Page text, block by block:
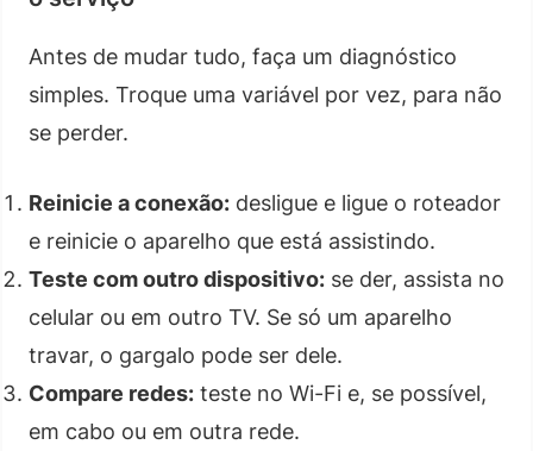
Antes de mudar tudo, faça um diagnóstico
simples. Troque uma variável por vez, para não
se perder.
Reinicie a conexão: desligue e ligue o roteador
e reinicie o aparelho que está assistindo.
Teste com outro dispositivo: se der, assista no
celular ou em outro TV. Se só um aparelho
travar, o gargalo pode ser dele.
Compare redes: teste no Wi-Fi e, se possível,
em cabo ou em outra rede.